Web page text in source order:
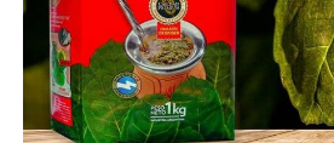
esperamos
Faceboock: H2O Radio
Onlinehttps://